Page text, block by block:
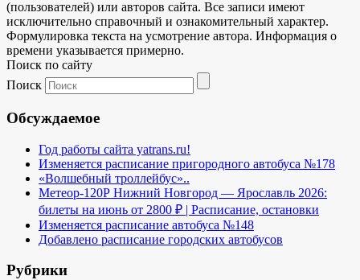
(пользователей) или авторов сайта. Все записи имеют
исключительно справочный и ознакомительный характер.
Формулировка текста на усмотрение автора. Информация о
времени указывается примерно.
Поиск по сайту
Поиск
Обсуждаемое
Год работы сайта yatrans.ru!
Изменяется расписание пригородного автобуса №178
«Волшебный троллейбус»..
Метеор-120Р Нижний Новгород — Ярославль 2026:
билеты на июнь от 2800 ₽ | Расписание, остановки
Изменяется расписание автобуса №148
Добавлено расписание городских автобусов
Рубрики